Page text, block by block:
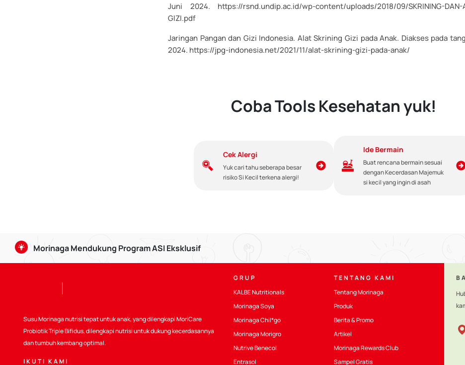
Juni 2024. https://rsnd.undip.ac.id/wp-content/uploads/2018/09/SKRINING-DAN-
GIZI.pdf
Jaringan Pangan dan Gizi Indonesia. Alat Skrining Gizi pada Anak. Diakses pada
2024. https://jpg-indonesia.net/2021/11/alat-skrining-gizi-pada-anak/
Coba Tools Kesehatan yuk!
Cek Alergi
Yuk cari tahu seberapa besar
risiko Si Kecil terkena alergi!
Ide Bermain
Buat rencana bermain sesuai
dengan Kecerdasan Majemuk
si kecil yang ingin di asah
Morinaga Mendukung Program ASI Eksklusif
Selain itu Kalbe juga ikut mendukung :
Mendukung Kode WHO
Peraturan yang berlaku
Susu Morinaga nutrisi tepat untuk anak, yang dilengkapi MoriCare
Probiotik Triple Bifidus, dilengkapi nutrisi untuk dukung kecerdasannya
dan tumbuh kembang optimal.
IKUTI KAMI
GRUP
KALBE Nutritionals
Morinaga Soya
Morinaga Chil*go
Morinaga Morigro
Nutrive Benecol
Entrasol
TENTANG KAMI
Tentang Morinaga
Produk
Berita & Promo
Artikel
Morinaga Rewards Club
Sampel Gratis